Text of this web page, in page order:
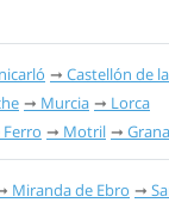
Castellón de
Murcia
Lorca
Ferro Motril
Miranda de Ebro